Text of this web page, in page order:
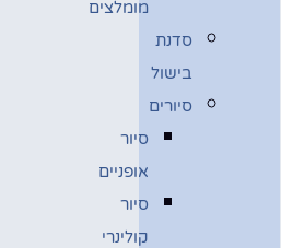
מומלצים
סדנת
בישול
סיורים
סיור
אופניים
סיור
קולינרי